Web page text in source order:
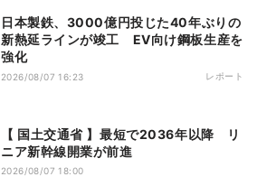
日本製鉄、3000億円投じた40年ぶりの
新熱延ラインが竣工 EV向け鋼板生産を
強化
2026/08/07 16:23 レポート
【 国土交通省 】最短で2036年以降 リ
ニア新幹線開業が前進
2026/08/07 18:00